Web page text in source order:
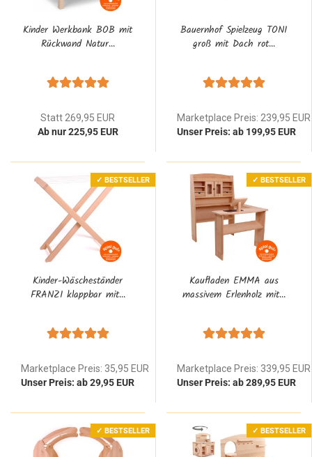
Kinder Werkbank BOB mit
Rückwand Natur...
Statt 269,95 EUR
Ab nur 225,95 EUR
Bauernhof Spielzeug TONI
groß mit Dach rot...
Marketplace Preis: 239,95 EUR
Unser Preis: ab 199,95 EUR
✓ BESTSELLER
Kinder-Wäscheständer
FRANZI klappbar mit...
Marketplace Preis: 35,95 EUR
Unser Preis: ab 29,95 EUR
✓ BESTSELLER
Kaufladen EMMA aus
massivem Erlenholz mit...
Marketplace Preis: 339,95 EUR
Unser Preis: ab 289,95 EUR
✓ BESTSELLER ✓ BESTSELLER